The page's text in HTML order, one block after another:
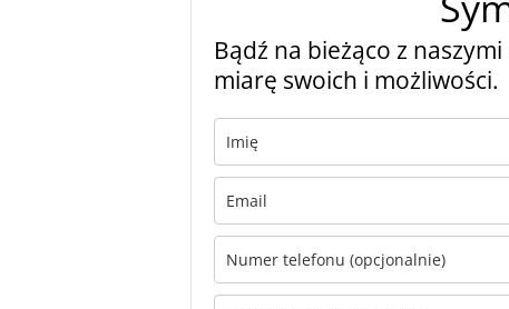
Bądź na bieżąco z
miarę swoich i możliwości.